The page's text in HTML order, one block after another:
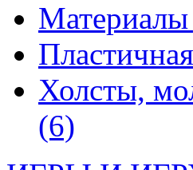
Холсты,
(6)